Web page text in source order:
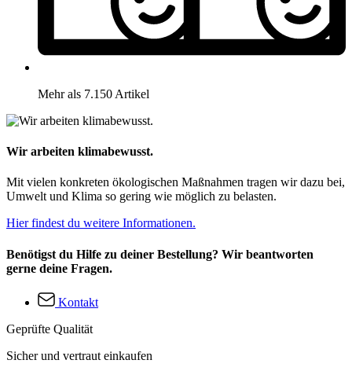
Mehr als 7.150 Artikel
Wir arbeiten klimabewusst.
Mit vielen konkreten ökologischen Maßnahmen tragen wir dazu bei,
Umwelt und Klima so gering wie möglich zu belasten.
Hier findest du weitere Informationen.
Benötigst du Hilfe zu deiner Bestellung? Wir beantworten
gerne deine Fragen.
Kontakt
Geprüfte Qualität
Sicher und vertraut einkaufen